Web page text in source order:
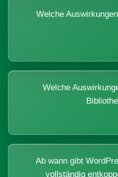
Welche
Welche
Ab wann gibt
vollständig